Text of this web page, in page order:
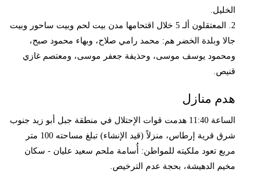
الخليل.
2. المعتقلون ألـ 5 خلال اقتحامها مدن بيت لحم وبيت ساحور وبيت
جالا وبلدة الخضر هم: محمد رامي صلاح، وبهاء محمود صبح،
ومحمود يوسف موسى، وحذيفة جعفر موسى، ومعتصم غازي
قنيص.
هدم منازل
الساعة 11:40 هدمت قوات الإحتلال في منطقة جبل أبو زيد جنوب
شرق قرية إرطاس، منزلاً (قيد الإنشاء) تبلغ مساحته 100 متر
مربع تعود ملكيته للمواطن: أُسامة ملحم سعيد عليان - سكان
مخيم الدهيشة، بحجة عدم الترخيص.